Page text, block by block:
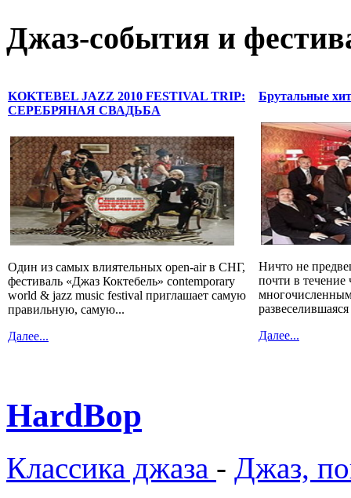
Джаз-события и
KOKTEBEL JAZZ 2010 FESTIVAL TRIP:
СЕРЕБРЯНАЯ СВАДЬБА
Один из самых влиятельных open-air в СНГ,
фестиваль «Джаз Коктебель» contemporary
world & jazz music festival приглашает самую
правильную, самую...
Далее...
Брутальные
Ничто не
почти в течение
Далее...
HardBop
Классика джаза - Джаз,